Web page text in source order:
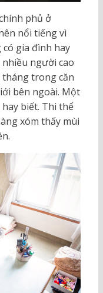
phủ ở
nổi tiếng vì
có gia đình hay
người cao
trong căn
bên ngoài. Một
biết. Thi thể
xóm thấy mùi